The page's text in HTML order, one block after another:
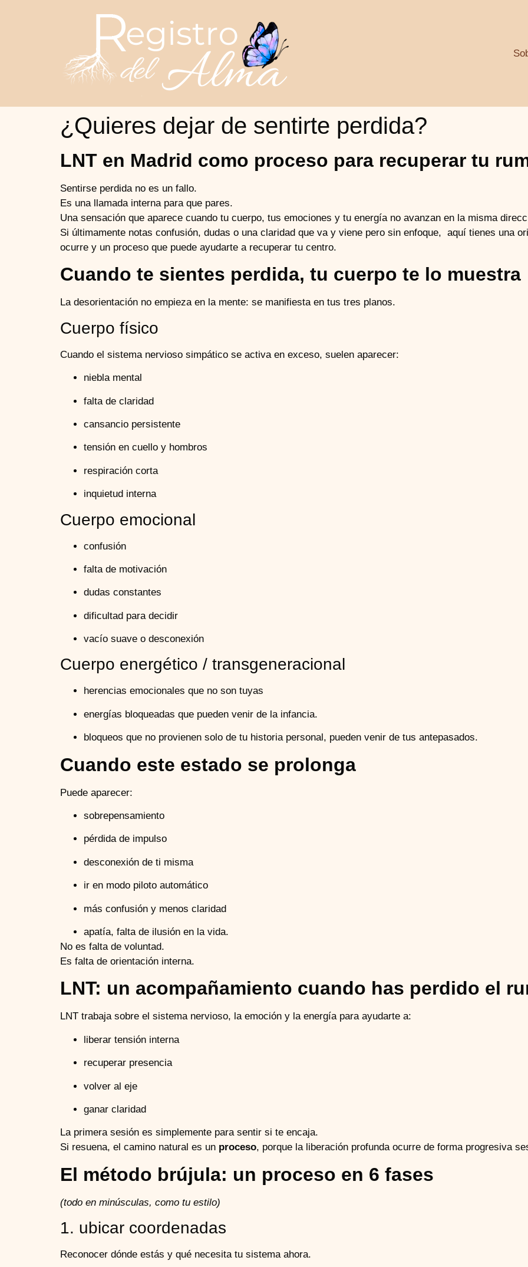
¿Quieres dejar de sentirte perdida?
LNT en Madrid como proceso para recuperar tu
Sentirse perdida no es un fallo.
Es una llamada interna para que pares.
Una sensación que aparece cuando tu cuerpo, tus emociones y tu energía no avanzan en la misma
Si últimamente notas confusión, dudas o una claridad que va y viene pero sin enfoque, aquí tienes una
ocurre y un proceso que puede ayudarte a recuperar tu centro.
Cuando te sientes perdida, tu cuerpo te lo muestra
La desorientación no empieza en la mente: se manifiesta en tus tres planos.
Cuerpo físico
Cuando el sistema nervioso simpático se activa en exceso, suelen aparecer:
niebla mental
falta de claridad
cansancio persistente
tensión en cuello y hombros
respiración corta
inquietud interna
Cuerpo emocional
confusión
falta de motivación
dudas constantes
dificultad para decidir
vacío suave o desconexión
Cuerpo energético / transgeneracional
herencias emocionales que no son tuyas
energías bloqueadas que pueden venir de la infancia.
bloqueos que no provienen solo de tu historia personal, pueden venir de tus antepasados.
Cuando este estado se prolonga
Puede aparecer:
sobrepensamiento
pérdida de impulso
desconexión de ti misma
ir en modo piloto automático
más confusión y menos claridad
apatía, falta de ilusión en la vida.
No es falta de voluntad.
Es falta de orientación interna.
LNT: un acompañamiento cuando has perdido el
LNT trabaja sobre el sistema nervioso, la emoción y la energía para ayudarte a:
liberar tensión interna
recuperar presencia
volver al eje
ganar claridad
La primera sesión es simplemente para sentir si te encaja.
Si resuena, el camino natural es un proceso, porque la liberación profunda ocurre de forma progresiva
El método brújula: un proceso en 6 fases
(todo en minúsculas, como tu estilo)
1. ubicar coordenadas
Reconocer dónde estás y qué necesita tu sistema ahora.